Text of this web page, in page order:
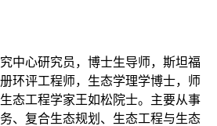
中心研究员，博士生导师，斯坦福
环评工程师，生态学理学博士，师
态工程学家王如松院士。主要从事
、复合生态规划、生态工程与生态